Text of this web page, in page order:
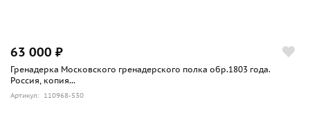
63 000 ₽
Гренадерка Московского гренадерского полка обр.1803 года.
Россия, копия...
Артикул: 110968-530